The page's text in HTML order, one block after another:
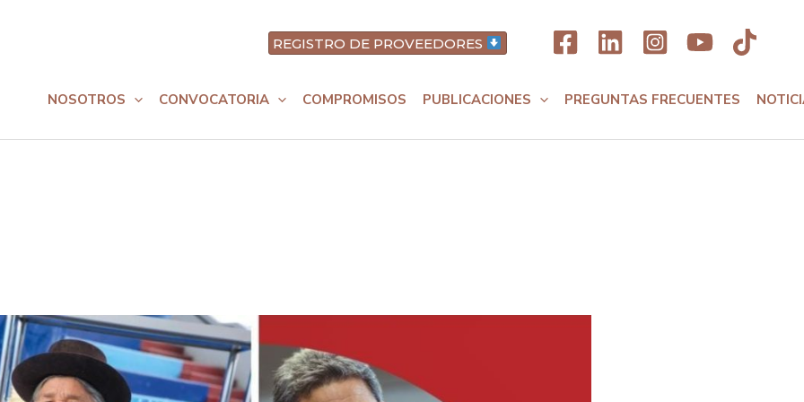
REGISTRO DE PROVEEDORES
NOSOTROS CONVOCATORIA COMPROMISOS PUBLICACIONES PREGUNTAS FRECUENTES